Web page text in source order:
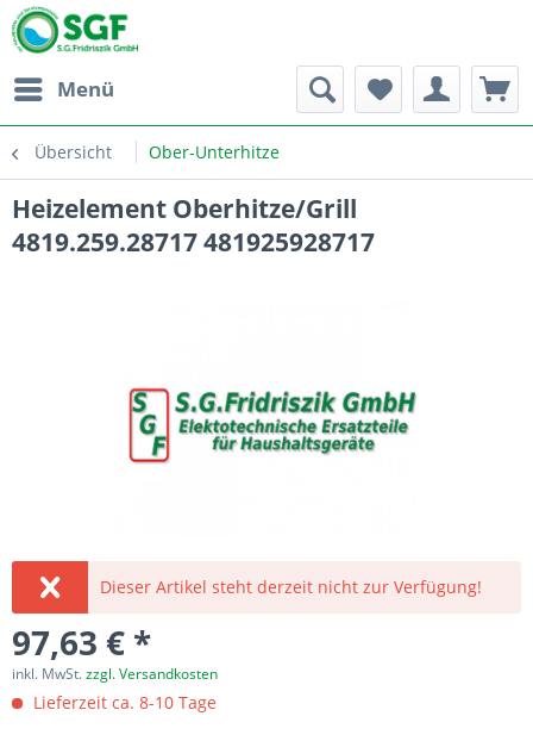
Menü
Übersicht Ober-Unterhitze
Heizelement Oberhitze/Grill
4819.259.28717 481925928717
Dieser Artikel steht derzeit nicht zur Verfügung!
97,63 € *
inkl. MwSt.zzgl. Versandkosten
Lieferzeit ca. 8-10 Tage